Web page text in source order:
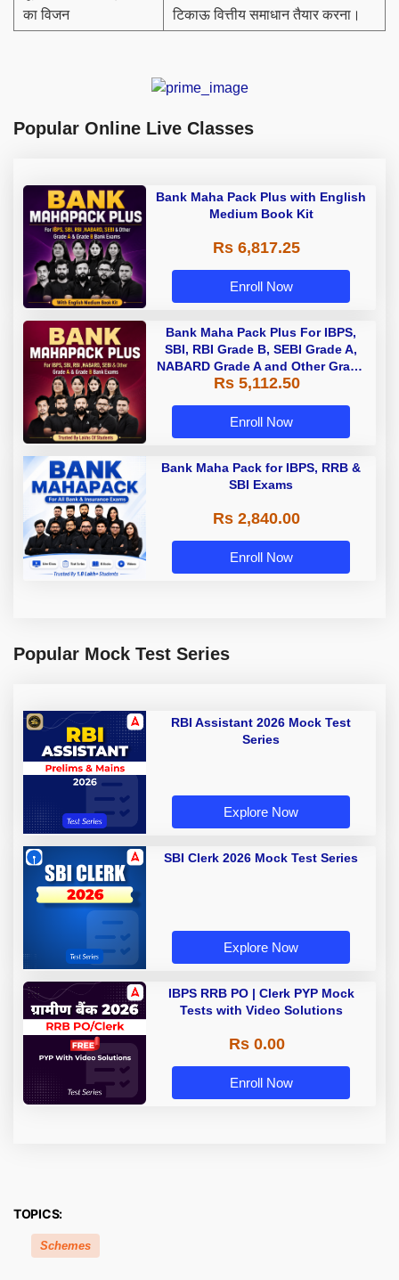
का विजन
टिकाऊ वित्तीय समाधान तैयार करना।
Popular Online Live Classes
Bank Maha Pack Plus with English
Medium Book Kit
Rs 6,817.25
Enroll Now
Bank Maha Pack Plus For IBPS,
SBI, RBI Grade B, SEBI Grade A,
NABARD Grade A and Other Grade
A & Grade B Bank Exams
Rs 5,112.50
Enroll Now
Bank Maha Pack for IBPS, RRB &
SBI Exams
Rs 2,840.00
Enroll Now
Popular Mock Test Series
RBI Assistant 2026 Mock Test
Series
Explore Now
SBI Clerk 2026 Mock Test Series
Explore Now
IBPS RRB PO | Clerk PYP Mock
Tests with Video Solutions
Rs 0.00
Enroll Now
TOPICS:
Schemes